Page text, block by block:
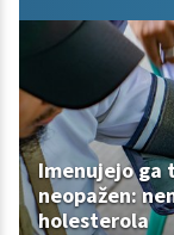
Imenujejo ga
neopažen:
holesterola